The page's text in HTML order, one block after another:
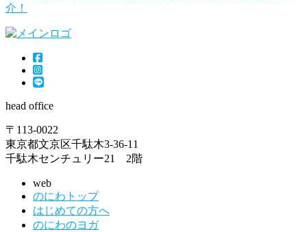
介！
head office
〒113-0022
東京都文京区千駄木3-36-11
千駄木センチュリー21 2階
web
のにわトップ
はじめての方へ
のにわのヨガ